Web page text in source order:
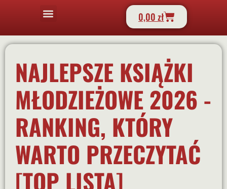
0,00zł
NAJLEPSZE KSIĄŻKI
MŁODZIEŻOWE 2026 -
RANKING, KTÓRY
WARTO PRZECZYTAĆ
[TOP LISTA]